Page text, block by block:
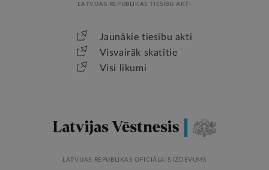
LATVIJAS REPUBLIKAS TIESĪBU AKTI
Jaunākie tiesību akti
Visvairāk skatītie
Visi likumi
LATVIJAS REPUBLIKAS OFICIĀLAIS IZDEVUMS